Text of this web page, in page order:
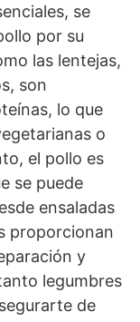
se
por su
las lentejas,
son
lo que
o
el pollo es
se puede
ensaladas
proporcionan
y
legumbres
de